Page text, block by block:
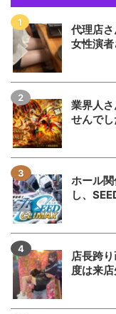
代理店
女性演
業界人
せんでし
ホール
し、
店長跨
度は来